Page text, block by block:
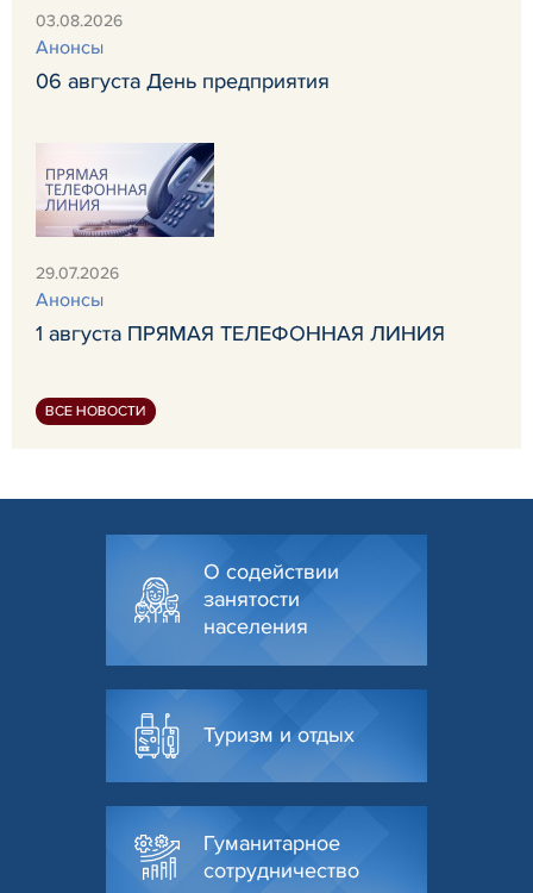
03.08.2026
Анонсы
06 августа День предприятия
29.07.2026
Анонсы
1 августа ПРЯМАЯ ТЕЛЕФОННАЯ ЛИНИЯ
ВСЕ НОВОСТИ
О содействии
занятости
населения
Туризм и отдых
Гуманитарное
сотрудничество